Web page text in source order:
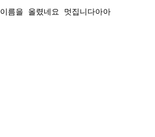
름을 올렸네요 멋집니다아아